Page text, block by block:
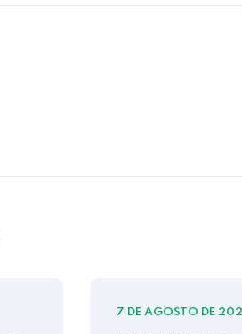
7 DE AGOSTO DE